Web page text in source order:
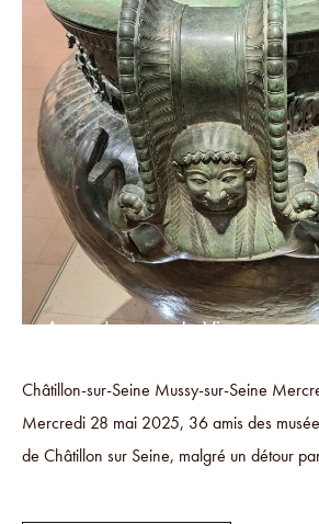
Châtillon-sur-Seine Mussy-sur-Seine
Mercredi 28 mai 2025, 36 amis des
de Châtillon sur Seine, malgré un détour